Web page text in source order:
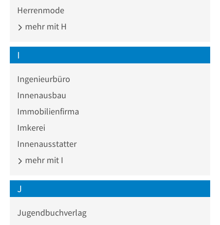
Herrenmode
mehr mit H
I
Ingenieurbüro
Innenausbau
Immobilienfirma
Imkerei
Innenausstatter
mehr mit I
J
Jugendbuchverlag